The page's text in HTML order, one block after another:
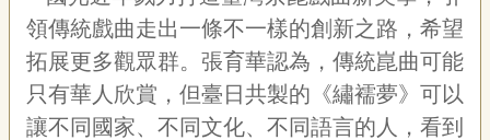
領傳統戲曲走出一條不一樣的創新之路，希望
拓展更多觀眾群。張育華認為，傳統崑曲可能
只有華人欣賞，但臺日共製的《繡襦夢》可以
讓不同國家、不同文化、不同語言的人，看到